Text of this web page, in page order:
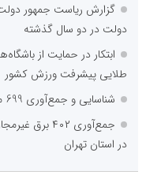
گزارش ریاست جمهور
دولت در دو سال گذشته
ابتکار در حمایت از
طلایی پیشرفت ورزش کشور
شناسایی و جمع‌آوری 699 ماینر غیرمجاز در استان تهران
جمع‌آوری ۴۰۲
در استان تهران